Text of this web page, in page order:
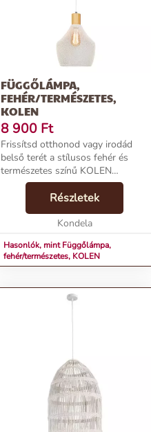
FÜGGŐLÁMPA,
FEHÉR/TERMÉSZETES,
KOLEN
8 900 Ft
Frissítsd otthonod vagy irodád
belső terét a stílusos fehér és
természetes színű KOLEN
függőlámpával, elérhető a
webáruházban.Termékjellemzők:Név:
Függőlámpa, fehér/természetes,
Részletek
Kondela
Hasonlók, mint Függőlámpa,
fehér/természetes, KOLEN